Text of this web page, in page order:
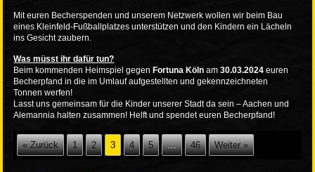
Mit euren Becherspenden und unserem Netzwerk wollen wir beim Bau
eines Kleinfeld-Fußballplatzes unterstützen und den Kindern ein Lächeln
ins Gesicht zaubern.
Was müsst ihr dafür tun?
Beim kommenden Heimspiel gegen Fortuna Kölnam30.03.2024 euren
Becherpfand in die im Umlauf aufgestellten und gekennzeichneten
Tonnen werfen!
Lasst uns gemeinsam für die Kinder unserer Stadt da sein – Aachen und
Alemannia halten zusammen! Helft und spendet euren Becherpfand!
« Zurück 1 2 3 4 5 … 46 Weiter »